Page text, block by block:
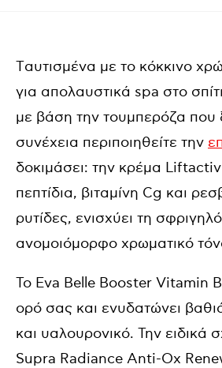
Tαυτισμένα με το κόκκινο
για απολαυστικά spa στο
με βάση την τουμπερόζα που
συνέχεια περιποιηθείτε την
δοκιμάσει: την κρέμα
πεπτίδια, βιταμίνη Cg και
ρυτίδες, ενισχύει τη
ανομοιόμορφο χρωματικό
Το Eva Belle Booster Vitamin
ορό σας και ενυδατώνει
και υαλουρονικό. Την ειδικά
Supra Radiance Anti-Ox